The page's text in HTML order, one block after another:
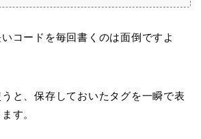
コードを毎回書くのは面倒ですよ
と、保存しておいたタグを一瞬で表
す。